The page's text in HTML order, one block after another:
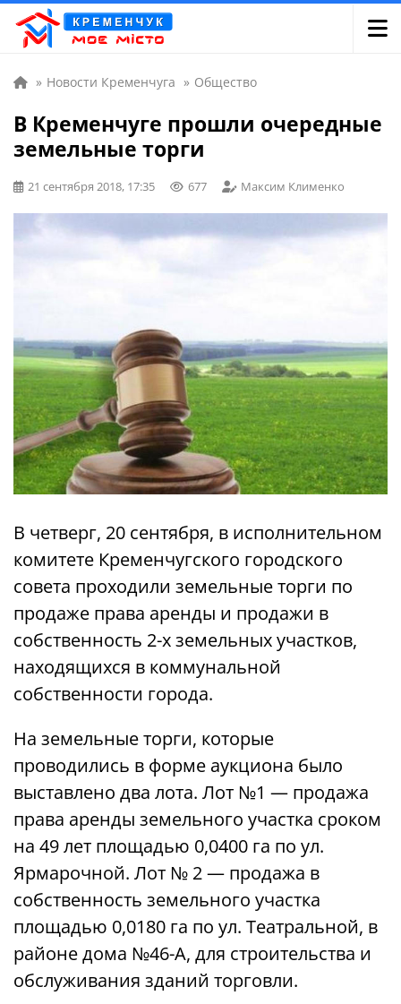
» Новости Кременчуга » Общество
В Кременчуге прошли очередные
земельные торги
21 сентября 2018, 17:35 677 Максим Клименко
В четверг, 20 сентября, в исполнительном
комитете Кременчугского городского
совета проходили земельные торги по
продаже права аренды и продажи в
собственность 2-х земельных участков,
находящихся в коммунальной
собственности города.
На земельные торги, которые
проводились в форме аукциона было
выставлено два лота. Лот №1 — продажа
права аренды земельного участка сроком
на 49 лет площадью 0,0400 га по ул.
Ярмарочной. Лот № 2 — продажа в
собственность земельного участка
площадью 0,0180 га по ул. Театральной, в
районе дома №46-А, для строительства и
обслуживания зданий торговли.